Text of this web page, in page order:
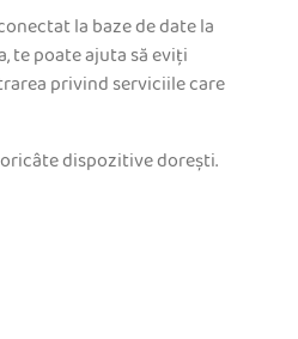
la baze de date la
te poate ajuta să eviți
privind serviciile care
dispozitive dorești.